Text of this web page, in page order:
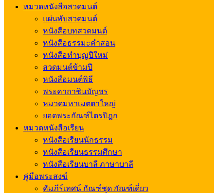
หมวดหนังสือสวดมนต์
แผ่นพับสวดมนต์
หนังสือบทสวดมนต์
หนังสือธรรมะคำสอน
หนังสือทำบุญปีใหม่
สวดมนต์ข้ามปี
หนังสือมนต์พิธี
พระคาถาชินบัญชร
หมวดมหาเมตตาใหญ่
ยอดพระกัณฑ์ไตรปิฎก
หมวดหนังสือเรียน
หนังสือเรียนนักธรรม
หนังสือเรียนธรรมศึกษา
หนังสือเรียนบาลี ภาษาบาลี
คู่มือพระสงฆ์
คัมภีร์เทศน์ กัณฑ์ชุด กัณฑ์เดี่ยว